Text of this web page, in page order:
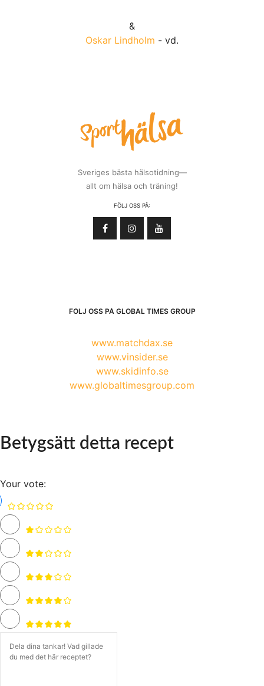
&
Oskar Lindholm - vd.
Sveriges bästa hälsotidning—
allt om hälsa och träning!
FÖLJ OSS PÅ:
FÖLJ OSS PÅ GLOBAL TIMES GROUP
www.matchdax.se
www.vinsider.se
www.skidinfo.se
www.globaltimesgroup.com
Betygsätt detta recept
Your vote: